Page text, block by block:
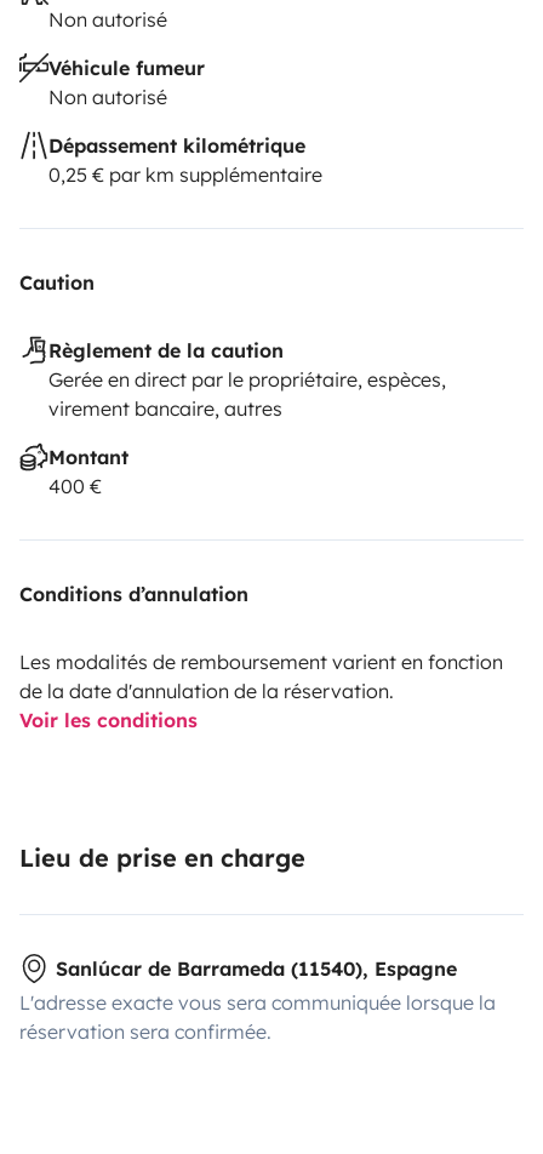
Non autorisé
Véhicule fumeur
Non autorisé
Dépassement kilométrique
0,25 € par km supplémentaire
Caution
Règlement de la caution
Gerée en direct par le propriétaire, espèces,
virement bancaire, autres
Montant
400 €
Conditions d’annulation
Les modalités de remboursement varient en fonction
de la date d'annulation de la réservation.
Voir les conditions
Lieu de prise en charge
Sanlúcar de Barrameda (11540), Espagne
L'adresse exacte vous sera communiquée lorsque la
réservation sera confirmée.